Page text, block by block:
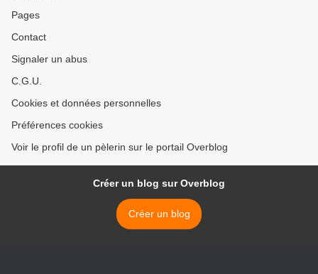
Pages
Contact
Signaler un abus
C.G.U.
Cookies et données personnelles
Préférences cookies
Voir le profil de un pèlerin sur le portail Overblog
Créer un blog sur Overblog
Créer un blog